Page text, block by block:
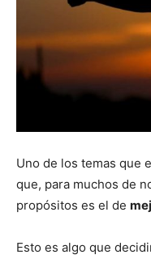
Uno de los temas que
que, para muchos de
propósitos es el de
Esto es algo que